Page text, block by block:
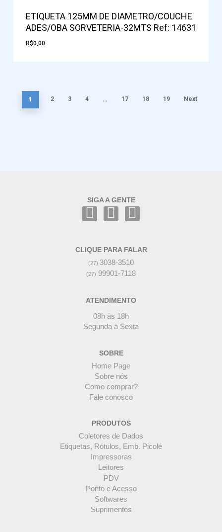
ETIQUETA 125MM DE DIAMETRO/COUCHE
ADES/OBA SORVETERIA-32MTS Ref: 14631
R$0,00
1 2 3 4 … 17 18 19 Next
SIGA A GENTE
CLIQUE PARA FALAR
(27) 3038-3510
(27) 99901-7118
ATENDIMENTO
08h às 18h
Segunda à Sexta
SOBRE
Home Page
Sobre nós
Como comprar?
Fale conosco
PRODUTOS
Coletores de Dados
Etiquetas, Rótulos, Emb. Picolé
Impressoras
Leitores
PDV
Ponto e Acesso
Softwares
Suprimentos